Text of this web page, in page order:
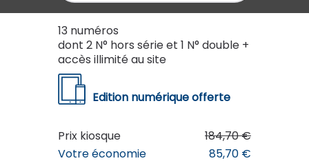
13 numéros
dont 2 N° hors série et 1 N° double +
accès illimité au site
Edition numérique offerte
Prix kiosque
184,70 €
Votre économie
85,70 €
au lieu de